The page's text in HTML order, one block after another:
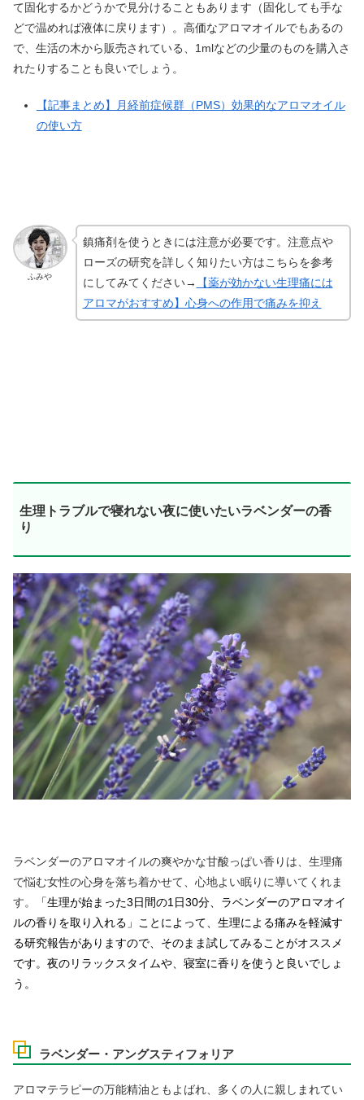
て固化するかどうかで見分けることもあります（固化しても手な
どで温めれば液体に戻ります）。高価なアロマオイルでもあるの
で、生活の木から販売されている、1mlなどの少量のものを購入さ
れたりすることも良いでしょう。
【記事まとめ】月経前症候群（PMS）効果的なアロマオイル
の使い方
ふみや
鎮痛剤を使うときには注意が必要です。注意点や
ローズの研究を詳しく知りたい方はこちらを参考
にしてみてください→
【薬が効かない生理痛には
アロマがおすすめ】心身への作用で痛みを抑え
生理トラブルで寝れない夜に使いたいラベンダーの香
り
ラベンダーのアロマオイルの爽やかな甘酸っぱい香りは、生理痛
で悩む女性の心身を落ち着かせて、心地よい眠りに導いてくれま
す。
「生理が始まった3日間の1日30分、ラベンダーのアロマオイ
ルの香りを取り入れる」ことによって、生理による痛みを軽減す
る研究報告がありますので、そのまま試してみることがオススメ
です。夜のリラックスタイムや、寝室に香りを使うと良いでしょ
う。
ラベンダー・アングスティフォリア
アロマテラピーの万能精油ともよばれ、多くの人に親しまれてい